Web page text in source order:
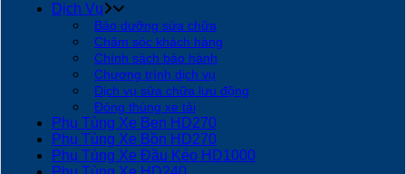
Dịch Vụ
Bảo dưỡng sửa chữa
Chăm sóc khách hàng
Chính sách bảo hành
Chương trình dịch vụ
Dịch vụ sửa chữa lưu động
Đóng thùng xe tải
Phụ Tùng Xe Ben HD270
Phụ Tùng Xe Bồn HD270
Phụ Tùng Xe Đầu Kéo HD1000